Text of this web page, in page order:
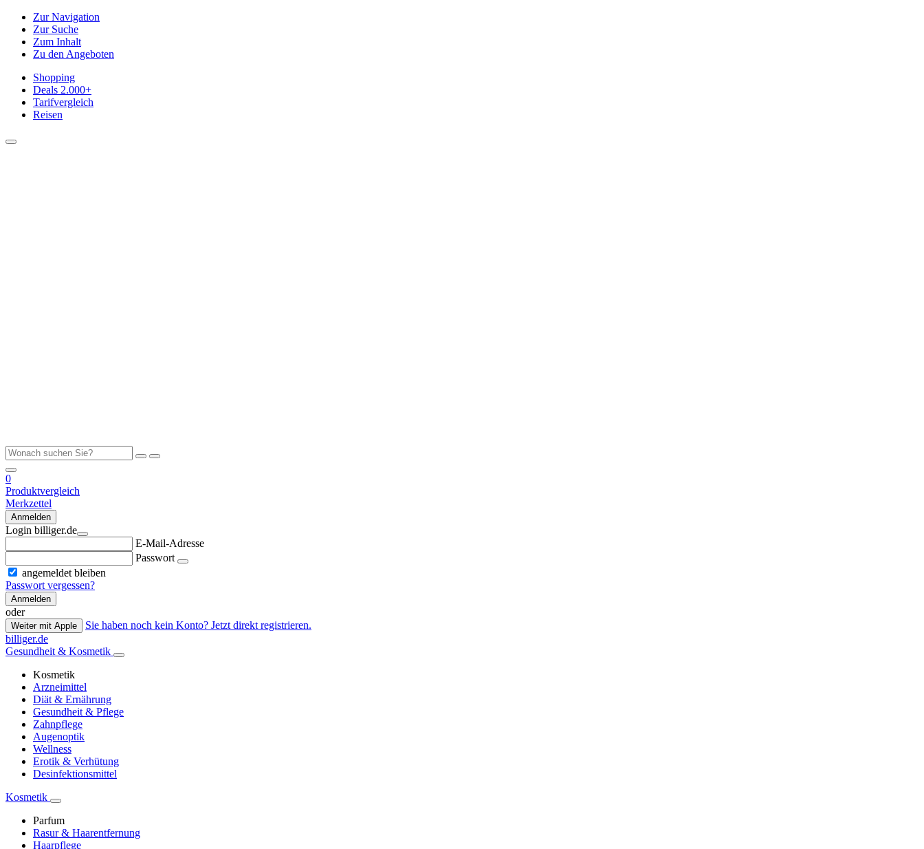
Zur Navigation
Zur Suche
Zum Inhalt
Zu den Angeboten
Shopping
Deals 2.000+
Tarifvergleich
Reisen
0
Produktvergleich
Merkzettel
Anmelden
Login billiger.de
E-Mail-Adresse
Passwort
angemeldet bleiben
Passwort vergessen?
Anmelden
oder
Weiter mit Apple
Sie haben noch kein Konto? Jetzt direkt registrieren.
billiger.de
Gesundheit & Kosmetik
Kosmetik
Arzneimittel
Diät & Ernährung
Gesundheit & Pflege
Zahnpflege
Augenoptik
Wellness
Erotik & Verhütung
Desinfektionsmittel
Kosmetik
Parfum
Rasur & Haarentfernung
Haarpflege